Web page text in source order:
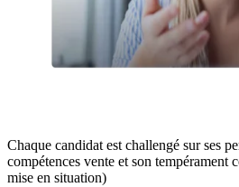
Chaque candidat est challengé sur ses
compétences vente et son tempérament
mise en situation)